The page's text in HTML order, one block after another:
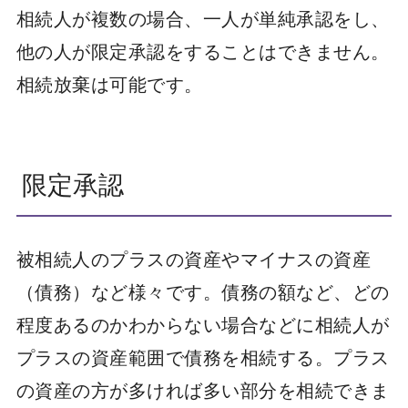
相続人が複数の場合、一人が単純承認をし、
他の人が限定承認をすることはできません。
相続放棄は可能です。
限定承認
被相続人のプラスの資産やマイナスの資産
（債務）など様々です。債務の額など、どの
程度あるのかわからない場合などに相続人が
プラスの資産範囲で債務を相続する。プラス
の資産の方が多ければ多い部分を相続できま